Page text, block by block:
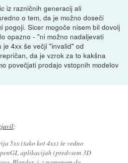
iz razničnih generacij ali
o tem, da je možno doseči
pogoji. Sicer mogoče nisem bil dovolj
opazno - "ni možno nadaljevati
4xx še večji "invalid" od
da je vzrok za to kakšna
povečjati prodajo vstopnih modelov
:
5xx (tako kot 4xx) še vedno
aplikacijah (predvsem 3D